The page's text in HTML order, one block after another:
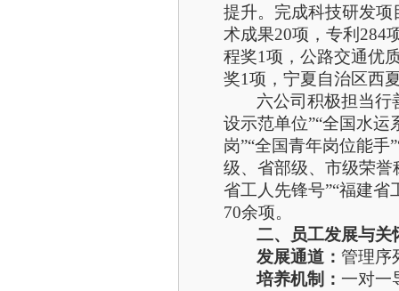
提升。完成科技研发项
术成果20项，专利284
程奖1项，公路交通优
奖1项，宁夏自治区西
六公司积极担当行
设示范单位”“全国水运
岗”“全国青年岗位能手
级、省部级、市级荣誉
省工人先锋号”“福建省
70余项。
二、员工发展与关
发展通道： 管理序
培养机制： 一对一